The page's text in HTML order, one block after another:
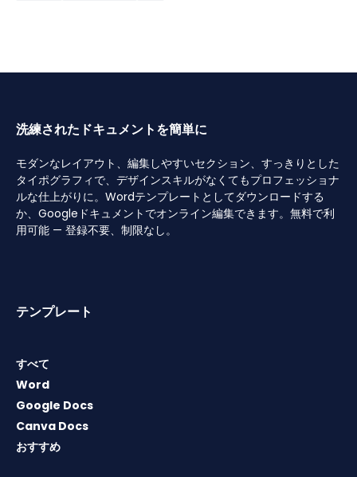
洗練されたドキュメントを簡単に
モダンなレイアウト、編集しやすいセクション、すっきりとした
タイポグラフィで、デザインスキルがなくてもプロフェッショナ
ルな仕上がりに。Wordテンプレートとしてダウンロードする
か、Googleドキュメントでオンライン編集できます。無料で利
用可能 — 登録不要、制限なし。
テンプレート
すべて
Word
Google Docs
Canva Docs
おすすめ